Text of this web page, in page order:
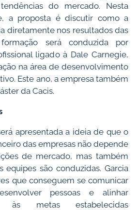
do mercado. Nesta
a proposta é discutir como a
diretamente nos resultados das
será conduzida por
ligado à Dale Carnegie,
na área de desenvolvimento
Este ano, a empresa também
da Cacis.
apresentada a ideia de que o
das empresas não depende
de mercado, mas também
equipes são conduzidas. Garcia
que conseguem se comunicar
pessoas e alinhar
às metas estabelecidas